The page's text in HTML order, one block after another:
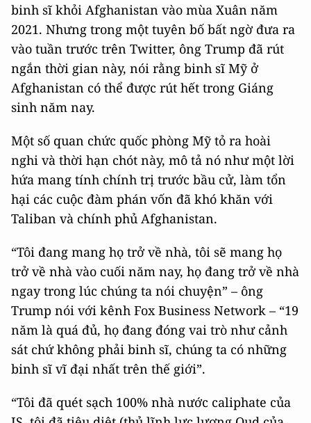
binh sĩ khỏi Afghanistan vào mùa Xuân năm
2021. Nhưng trong một tuyên bố bất ngờ đưa ra
vào tuần trước trên Twitter, ông Trump đã rút
ngắn thời gian này, nói rằng binh sĩ Mỹ ở
Afghanistan có thể được rút hết trong Giáng
sinh năm nay.
Một số quan chức quốc phòng Mỹ tỏ ra hoài
nghi và thời hạn chót này, mô tả nó như một lời
hứa mang tính chính trị trước bầu cử, làm tổn
hại các cuộc đàm phán vốn đã khó khăn với
Taliban và chính phủ Afghanistan.
“Tôi đang mang họ trở về nhà, tôi sẽ mang họ
trở về nhà vào cuối năm nay, họ đang trở về nhà
ngay trong lúc chúng ta nói chuyện” – ông
Trump nói với kênh Fox Business Network – “19
năm là quá đủ, họ đang đóng vai trò như cảnh
sát chứ không phải binh sĩ, chúng ta có những
binh sĩ vĩ đại nhất trên thế giới”.
“Tôi đã quét sạch 100% nhà nước caliphate của